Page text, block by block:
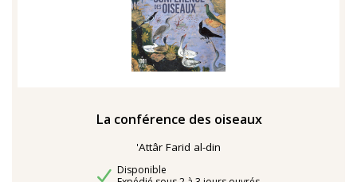
La conférence des oiseaux
'Attâr Farid al-din
Disponibilité
Disponible